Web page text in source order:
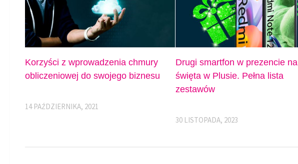
Korzyści z wprowadzenia chmury
obliczeniowej do swojego biznesu
14 PAŹDZIERNIKA, 2021
Drugi smartfon w prezencie na
święta w Plusie. Pełna lista
zestawów
30 LISTOPADA, 2023